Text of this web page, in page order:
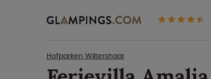
Hofparken Wiltershaar